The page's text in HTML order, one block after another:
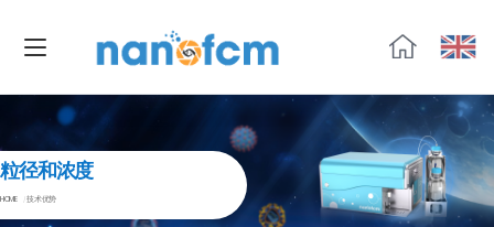
流
物
粒径和浓度
HOME 技术优势